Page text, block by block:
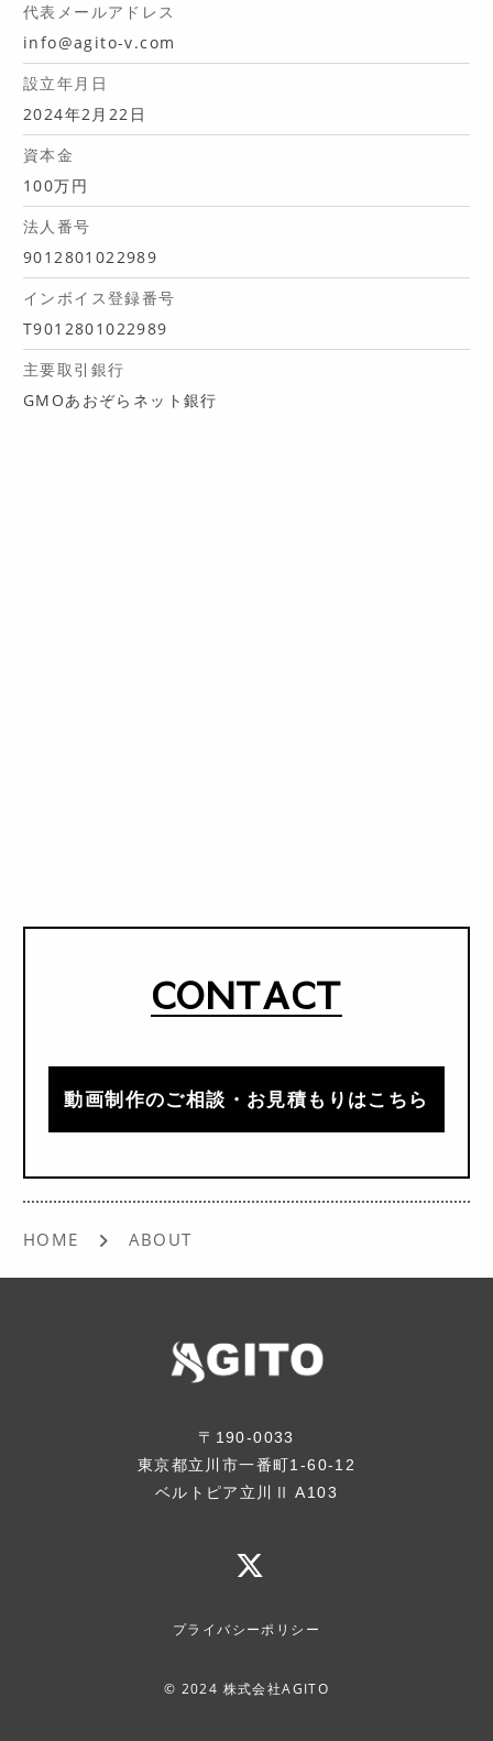
代表メールアドレス
info@agito-v.com
設立年月日
2024年2月22日
資本金
100万円
法人番号
9012801022989
インボイス登録番号
T9012801022989
主要取引銀行
GMOあおぞらネット銀行
CONTACT
動画制作のご相談・お見積もりはこちら
HOME ABOUT
〒190-0033
東京都立川市一番町1-60-12
ベルトピア立川Ⅱ A103
プライバシーポリシー
© 2024 株式会社AGITO